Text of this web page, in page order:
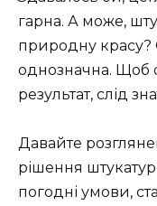
гарна. А може,
природну красу?
однозначна. Щоб
результат, слід
Давайте
рішення
погодні умови,